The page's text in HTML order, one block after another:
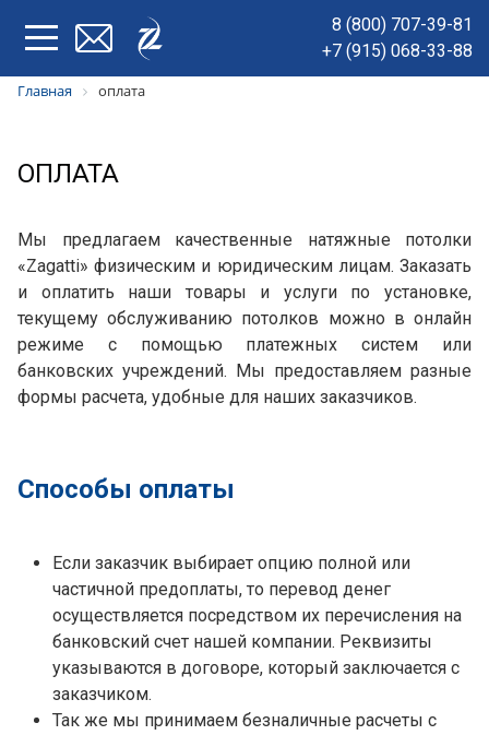
8 (800) 707-39-81
+7 (915) 068-33-88
Главная оплата
ОПЛАТА
Мы предлагаем качественные натяжные потолки
«Zagatti» физическим и юридическим лицам. Заказать
и оплатить наши товары и услуги по установке,
текущему обслуживанию потолков можно в онлайн
режиме с помощью платежных систем или
банковских учреждений. Мы предоставляем разные
формы расчета, удобные для наших заказчиков.
Способы оплаты
Если заказчик выбирает опцию полной или
частичной предоплаты, то перевод денег
осуществляется посредством их перечисления на
банковский счет нашей компании. Реквизиты
указываются в договоре, который заключается с
заказчиком.
Так же мы принимаем безналичные расчеты с